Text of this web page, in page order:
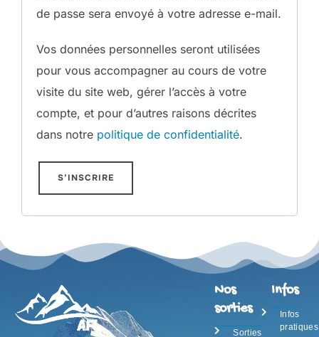
de passe sera envoyé à votre adresse e-mail.
Vos données personnelles seront utilisées
pour vous accompagner au cours de votre
visite du site web, gérer l’accès à votre
compte, et pour d’autres raisons décrites
dans notre politique de confidentialité.
S’INSCRIRE
Nos
sorties
Sorties
Infos
Infos
pratiques